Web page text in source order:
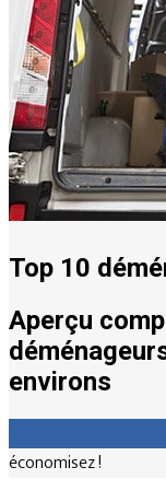
Top 10
Aperçu
environs
économisez !